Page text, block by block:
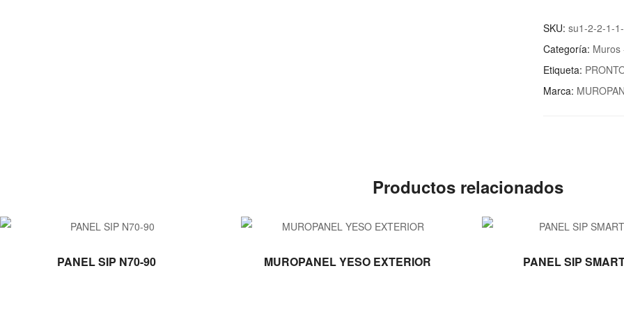
SKU: su1-2-2-1-
Categoría: Muros
Etiqueta:
Marca:
Productos relacionados
LEER MÁS
PANEL SIP N70-90 LEER MÁS
MUROPANEL YESO EXTERIOR LEER MÁS
PANEL SIP